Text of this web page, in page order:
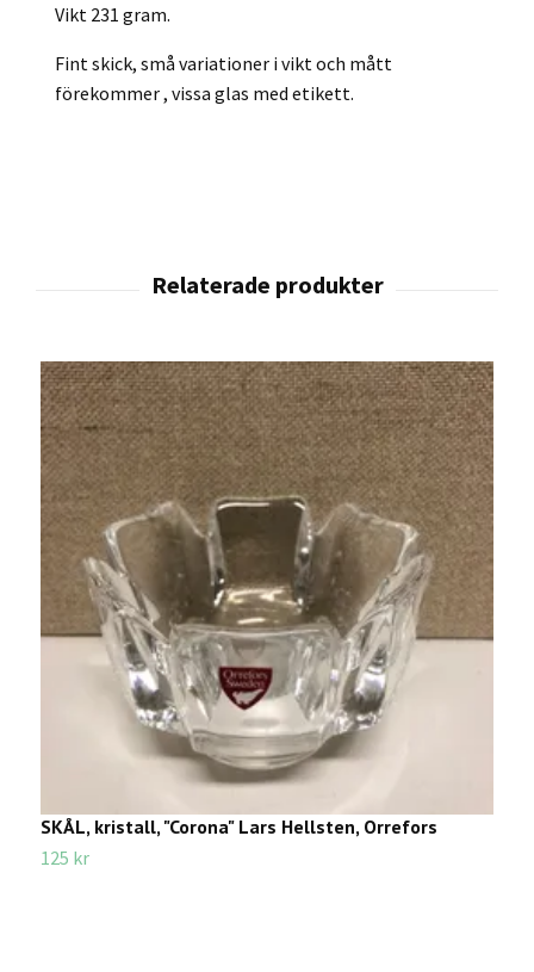
Vikt 231 gram.
Fint skick, små variationer i vikt och mått
förekommer , vissa glas med etikett.
SKÅL, kristall, "Corona" Lars Hellsten, Orrefors
125 kr